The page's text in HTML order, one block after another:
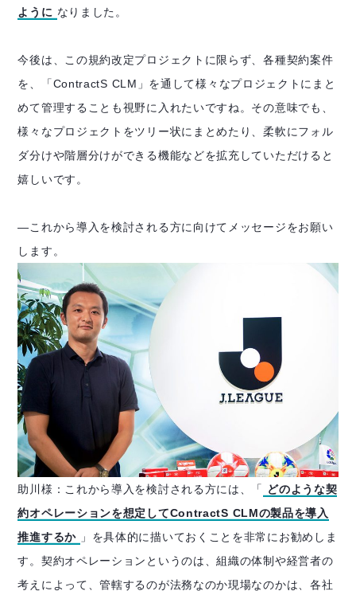
ように なりました。
今後は、この規約改定プロジェクトに限らず、各種契約案件
を、「ContractS CLM」を通して様々なプロジェクトにまと
めて管理することも視野に入れたいですね。その意味でも、
様々なプロジェクトをツリー状にまとめたり、柔軟にフォル
ダ分けや階層分けができる機能などを拡充していただけると
嬉しいです。
―これから導入を検討される方に向けてメッセージをお願い
します。
助川様：これから導入を検討される方には、「
どのような契
約オペレーションを想定してContractS CLMの製品を導入
推進するか
」を具体的に描いておくことを非常にお勧めしま
す。契約オペレーションというのは、組織の体制や経営者の
考えによって、管轄するのが法務なのか現場なのかは、各社